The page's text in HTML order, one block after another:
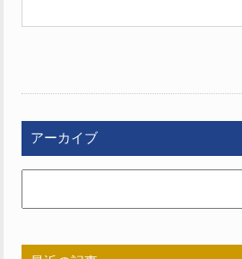
アーカイブ